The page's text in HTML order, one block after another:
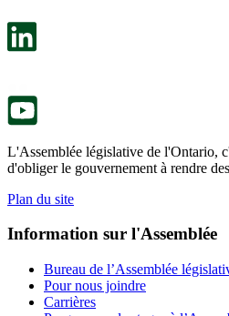
L'Assemblée législative de l'Ontario,
d'obliger le gouvernement à rendre
Plan du site
Information sur l'Assemblée
Bureau de l’Assemblée
Pour nous joindre
Carrières